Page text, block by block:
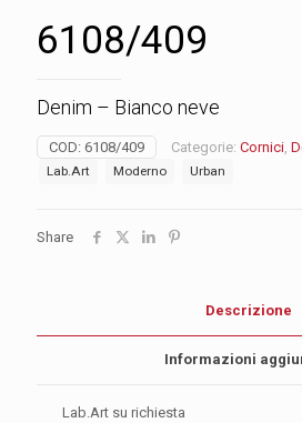
6108/409
Denim – Bianco neve
COD: 6108/409 Categorie: Cornici,
Lab.Art Moderno Urban
Share
Descrizione
Informazioni
Lab.Art su richiesta